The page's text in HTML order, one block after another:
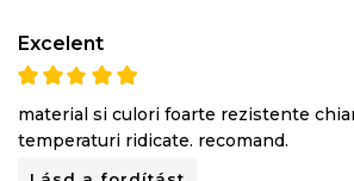
Excelent
material si culori foarte rezistente
temperaturi ridicate. recomand.